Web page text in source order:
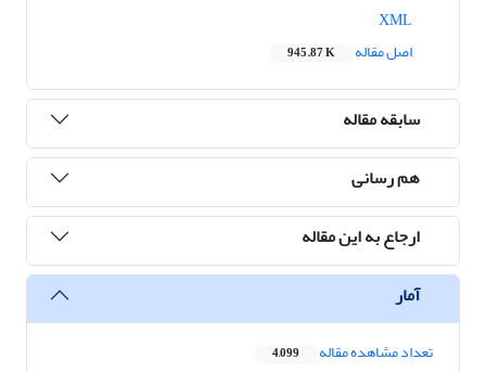
اصل مقاله
945.87 K
سابقه مقاله
هم رسانی
ارجاع به این مقاله
آمار
تعداد مشاهده مقاله 4,099